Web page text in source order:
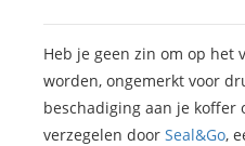
Heb je geen zin om op het
worden, ongemerkt voor
beschadiging aan je koffer
verzegelen door Seal&Go,